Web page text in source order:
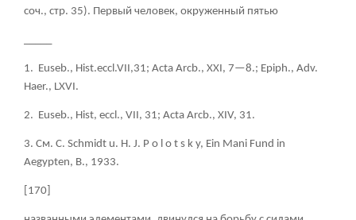
соч., стр. 35). Первый человек, окруженный пятью
1. Euseb., Hist.eccl.VII,31; Acta Arcb., XXI, 7—8.; Epiph., Adv.
Haer., LXVI.
2. Euseb., Hist, eccl., VII, 31; Acta Arcb., XIV, 31.
3. См. C. Sсhmidt u. H. J. P о l о t s k y, Ein Mani Fund in
Aegypten, В., 1933.
[170]